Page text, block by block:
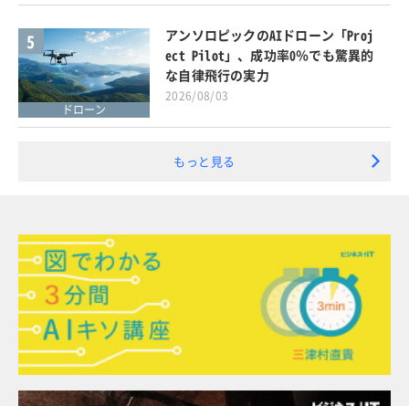
5
ドローン
アンソロピックのAIドローン「Proj
ect Pilot」、成功率0％でも驚異的
な自律飛行の実力
2026/08/03
もっと見る